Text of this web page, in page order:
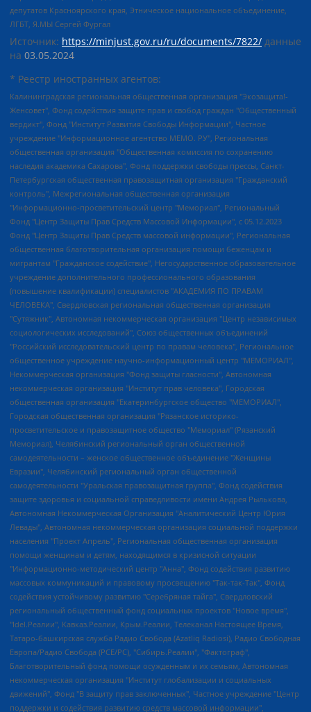
депутатов Красноярского края, Этническое национальное объединение,
ЛГБТ, Я.МЫ Сергей Фургал
Источник: https://minjust.gov.ru/ru/documents/7822/ данные
на 03.05.2024
* Реестр иностранных агентов:
Калининградская региональная общественная организация "Экозащита!-Женсовет", Фонд содействия защите прав и свобод граждан "Общественный вердикт", Фонд "Институт Развития Свободы Информации", Частное учреждение "Информационное агентство МЕМО. РУ", Региональная общественная организация "Общественная комиссия по сохранению наследия академика Сахарова", Фонд поддержки свободы прессы, Санкт-Петербургская общественная правозащитная организация "Гражданский контроль", Межрегиональная общественная организация "Информационно-просветительский центр "Мемориал", Региональный Фонд "Центр Защиты Прав Средств Массовой Информации", с 05.12.2023 Фонд "Центр Защиты Прав Средств массовой информации", Региональная общественная благотворительная организация помощи беженцам и мигрантам "Гражданское содействие", Негосударственное образовательное учреждение дополнительного профессионального образования (повышение квалификации) специалистов "АКАДЕМИЯ ПО ПРАВАМ ЧЕЛОВЕКА", Свердловская региональная общественная организация "Сутяжник", Автономная некоммерческая организация "Центр независимых социологических исследований", Союз общественных объединений "Российский исследовательский центр по правам человека", Региональное общественное учреждение научно-информационный центр "МЕМОРИАЛ", Некоммерческая организация "Фонд защиты гласности", Автономная некоммерческая организация "Институт прав человека", Городская общественная организация "Екатеринбургское общество "МЕМОРИАЛ", Городская общественная организация "Рязанское историко-просветительское и правозащитное общество "Мемориал" (Рязанский Мемориал), Челябинский региональный орган общественной самодеятельности – женское общественное объединение "Женщины Евразии", Челябинский региональный орган общественной самодеятельности "Уральская правозащитная группа", Фонд содействия защите здоровья и социальной справедливости имени Андрея Рылькова, Автономная Некоммерческая Организация "Аналитический Центр Юрия Левады", Автономная некоммерческая организация социальной поддержки населения "Проект Апрель", Региональная общественная организация помощи женщинам и детям, находящимся в кризисной ситуации "Информационно-методический центр "Анна", Фонд содействия развитию массовых коммуникаций и правовому просвещению "Так-так-Так", Фонд содействия устойчивому развитию "Серебряная тайга", Свердловский региональный общественный фонд социальных проектов "Новое время", "Idel.Реалии", Кавказ.Реалии, Крым.Реалии, Телеканал Настоящее Время, Татаро-башкирская служба Радио Свобода (Azatliq Radiosi), Радио Свободная Европа/Радио Свобода (PCE/PC), "Сибирь.Реалии", "Фактограф", Благотворительный фонд помощи осужденным и их семьям, Автономная некоммерческая организация "Институт глобализации и социальных движений", Фонд "В защиту прав заключенных", Частное учреждение "Центр поддержки и содействия развитию средств массовой информации", Пензенский региональный общественный благотворительный фонд "Гражданский союз", "Север.Реалии", Некоммерческая организация Фонд "Правовая инициатива", Общество с ограниченной ответственностью "Радио Свободная Европа/Радио Свобода", Чешское информационное агентство "MEDIUM-ORIENT", Красноярская региональная общественная организация "Мы против СПИДа", Камалягин Денис Николаевич, Маркелов Сергей Евгеньевич, Пономарев Лев Александрович, Савицкая Людмила Алексеевна, Автономная некоммерческая организация "Центр по работе с проблемой насилия "НАСИЛИЮ.НЕТ", Межрегиональный профессиональный союз работников здравоохранения "Альянс врачей", Юридическое лицо, зарегистрированное в Латвийской Республике, SIA "Medusa Project" (регистрационный номер 40103797863, дата регистрации 10.06.2014), Некоммерческая организация "Фонд по борьбе с коррупцией", Автономная некоммерческая организация "Институт права и публичной политики", Баданин Роман Сергеевич, Гликин Максим Александрович, Железнова Мария Михайловна, Лукьянова Юлия Сергеевна, Маетная Елизавета Витальевна, Маняхин Петр Борисович, Чуракова Ольга Владимировна, Ярош Юлия Петровна, Юридическое лицо "The Insider SIA", зарегистрированное в Риге, Латвийская Республика (дата регистрации 26.06.2015), являющееся администратором доменного имени интернет-издания "The Insider SIA", https://theins.ru, Постернак Алексей Евгеньевич, Рубин Михаил Аркадьевич, Анин Роман Александрович, Юридическое лицо Istories fonds, зарегистрированное в Латвийской Республике (регистрационный номер 50008295751, дата регистрации 24.02.2020), Великовский Дмитрий Александрович, Долинина Ирина Николаевна, Мароховская Алеся Алексеевна, Шлейнов Роман Юрьевич, Шмагун Олеся Валентиновна, Общество с ограниченной ответственностью "Альтаир 2021", Общество с ограниченной ответственностью "Вега 2021", Общество с ограниченной ответственностью "Главный редактор 2021", Общество с ограниченной ответственностью "Ромашки монолит", Важенков Артем Валерьевич, Ивановская областная общественная организация "Центр гендерных исследований", Гурман Юрий Альбертович, Медиапроект "ОВД-Инфо", Егоров Владимир Владимирович, Жилинский Владимир Александрович, Общество с ограниченной ответственностью "ЗП", Иванова София Юрьевна, Карезина Инна Павловна, Кильтау Екатерина Викторовна, Петров Алексей Викторович, Пискунов Сергей Евгеньевич, Смирнов Сергей Сергеевич, Тихонов Михаил Сергеевич, Общество с ограниченной ответственностью "ЖУРНАЛИСТ-ИНОСТРАННЫЙ АГЕНТ", Арапова Галина Юрьевна, Вольтская Татьяна Анатольевна, Американская компания "Mason G.E.S. Anonymous Foundation" (США), являющаяся владельцем интернет-издания https://mnews.world/, Компания "Stichting Bellingcat", зарегистрированная в Нидерландах (дата регистрации 11.07.2018), Захаров Андрей Вячеславович, Клепиковская Екатерина Дмитриевна, Общество с ограниченной ответственностью "МЕМО", Перл Роман Александрович, Симонов Евгений Алексеевич, Соловьева Елена Анатольевна, Сотников Даниил Владимирович, Сурначева Елизавета Дмитриевна, Автономная некоммерческая организация по защите прав человека и информированию населения "Якутия – Наше Мнение", Общество с ограниченной ответственностью "Москоу диджитал медиа", с 26.01.2023 Общество с ограниченной ответственностью "Чайка Белые сады", Ветошкина Валерия Валерьевна, Заговора Максим Александрович, Межрегиональное общественное движение "Российская ЛГБТ - сеть", Оленичев Максим Владимирович, Павлов Иван Юрьевич, Скворцова Елена Сергеевна, Общество с ограниченной ответственностью "Как бы инагент", Кочетков Игорь Викторович, Общество с ограниченной ответственностью "Честные выборы", Еланчик Олег Александрович, Общество с ограниченной ответственностью "Нобелевский призыв", Гималова Регина Эмилевна, Григорьев Андрей Валерьевич, Григорьева Алина Александровна, Ассоциация по содействию защите прав призывников, альтернативнослужащих и военнослужащих "Правозащитная группа "Гражданин.Армия.Право", Хисамова Регина Фаритовна, Автономная некоммерческая организация по реализации социально-правовых программ "Лилит", Дальневосточное общественное движение "Маяк", Санкт-Петербургская ЛГБТ-инициативная группа "Выход", Инициативная группа ЛГБТ+ "Реверс", Алексеев Андрей Викторович, Бекбулатова Таисия Львовна, Беляев Иван Михайлович, Владыкина Елена Сергеевна, Гельман Марат Александрович, Никульшина Вероника Юрьевна, Толоконникова Надежда Андреевна, Шендерович Виктор Анатольевич, Общество с ограниченной ответственностью "Данное сообщение", Общество с ограниченной ответственностью Издательский дом "Новая глава", Айнбиндер Александра Александровна, Московский комьюнити-центр для ЛГБТ+инициатив, Благотворительный фонд развития филантропии, Deutsche Welle (Германия, Kurt-Schumacher-Strasse 3, 53113 Bonn), Борзунова Мария Михайловна, Воробьев Виктор Викторович, Голубева Анна Львовна, Константинова Алла Михайловна, Малкова Ирина Владимировна, Мурадов Мурад Абдулгалимович, Осетинская Елизавета Николаевна, Понасенков Евгений Николаевич, Ганапольский Матвей Юрьевич, Киселев Евгений Алексеевич, Борухович Ирина Григорьевна, Дремин Иван Тимофеевич, Дубровский Дмитрий Викторович, Красноярская региональная общественная организация поддержки и развития альтернативных образовательных технологий и межкультурных коммуникаций "ИНТЕРРА", Маяковская Екатерина Алексеевна, Фейгин Марк Захарович, Филимонов Андрей Викторович, Дзугкоева Регина Николаевна, Доброхотов Роман Александрович, Дудь Юрий Александрович, Елкин Сергей Владимирович, Кругликов Кирилл Игоревич, Сабунаева Мария Леонидовна, Семенов Алексей Владимирович, Шаинян Карен Багратович, Шульман Екатерина Михайловна, Асафьев Артур Валерьевич, Вахштайн Виктор Семенович, Венедиктов Алексей Алексеевич, Лушникова Екатерина Евгеньевна, Волков Леонид Михайлович, Невзоров Александр Глебович, Пархоменко Сергей Борисович, Сироткин Ярослав Николаевич, Кара-Мурза Владимир Владимирович, Баранова Наталья Владимировна, Гозман Леонид Яковлевич, Кагарлицкий Борис Юльевич, Климарев Михаил Валерьевич, Милов Владимир Станиславович, Автономная некоммерческая организация Краснодарский центр современного искусства "Типография", Моргенштерн Алишер Тагирович, Соболь Любовь Эдуардовна, Общество с ограниченной ответственностью "ЛИЗА НОРМ", Каспаров Гарри Кимович, Ходорковский Михаил Борисович, Общество с ограниченной ответственностью "Апрельские тезисы", Данилович Ирина Брониславовна, Кашин Олег Владимирович, Петров Николай Владимирович, Пивоваров Алексей Владимирович, Соколов Михаил Владимирович, Цветкова Юлия Владимировна, Чичваркин Евгений Александрович, Комитет против пыток/Команда против пыток, Общество с ограниченной ответственностью "Первый научный", Общество с ограниченной ответственностью "Вертолет и ко", Белоцерковская Вероника Борисовна, Кац Максим Евгеньевич, Лазарева Татьяна Юрьевна, Шаведдинов Руслан Табризович, Яшин Илья Валерьевич, Общество с ограниченной ответственностью "Иноагент ААВ", Алешковский Дмитрий Петрович, Альбац Евгения Марковна, Быков Дмитрий Львович, Галямина Юлия Евгеньевна, Лойко Сергей Леонидович, Мартынов Кирилл Константинович, Медведев Сергей Александрович, Крашенинников Федор Геннадиевич, Гордеева Катерина Вл